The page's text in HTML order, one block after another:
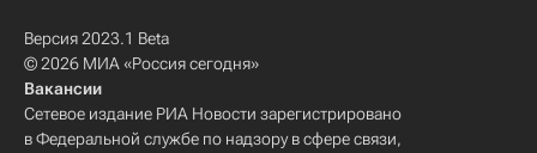
Версия 2023.1 Beta
© 2026 МИА «Россия сегодня»
Вакансии
Сетевое издание РИА Новости зарегистрировано
в Федеральной службе по надзору в сфере связи,